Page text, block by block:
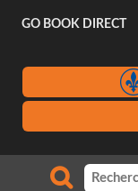
GO BOOK DIRECT